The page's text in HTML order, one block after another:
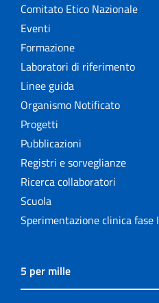
Comitato Etico Nazionale
Eventi
Formazione
Laboratori di riferimento
Linee guida
Organismo Notificato
Progetti
Pubblicazioni
Registri e sorveglianze
Ricerca collaboratori
Scuola
Sperimentazione clinica fase I
5 per mille